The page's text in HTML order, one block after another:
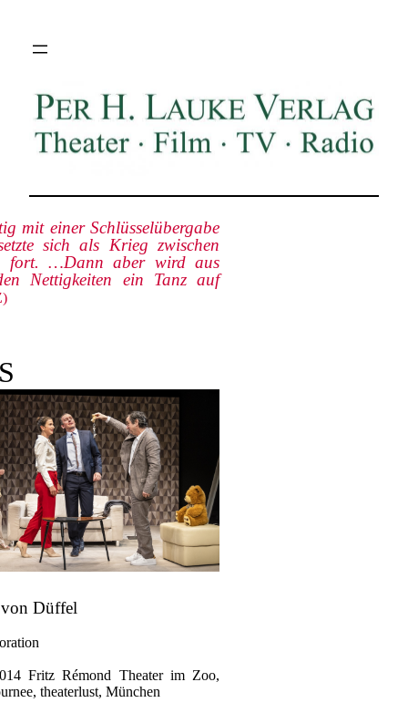
Inhalt
mit einer Schlüsselübergabe
sich als Krieg zwischen
fort. …Dann aber wird aus
Nettigkeiten ein Tanz auf
Düffel
Fritz Rémond Theater im Zoo,
theaterlust, München